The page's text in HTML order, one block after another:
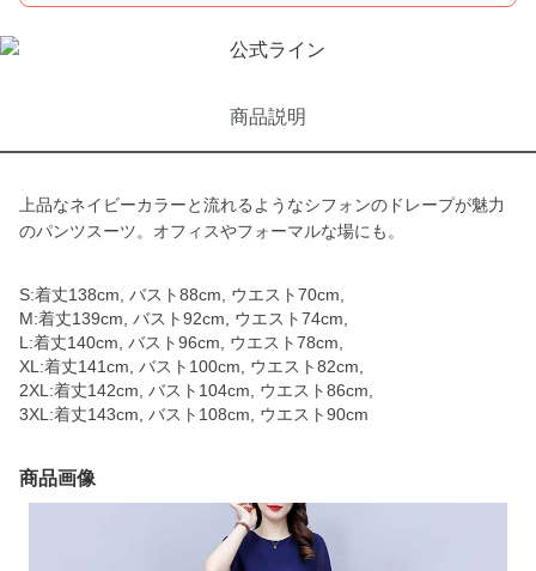
商品説明
上品なネイビーカラーと流れるようなシフォンのドレープが魅力
のパンツスーツ。オフィスやフォーマルな場にも。
S:着丈138cm, バスト88cm, ウエスト70cm,
M:着丈139cm, バスト92cm, ウエスト74cm,
L:着丈140cm, バスト96cm, ウエスト78cm,
XL:着丈141cm, バスト100cm, ウエスト82cm,
2XL:着丈142cm, バスト104cm, ウエスト86cm,
3XL:着丈143cm, バスト108cm, ウエスト90cm
商品画像